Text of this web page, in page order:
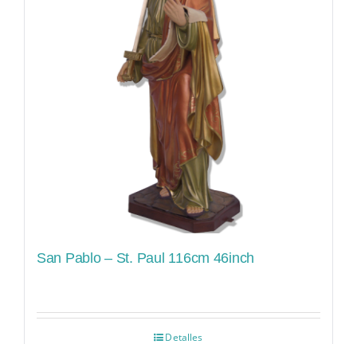
San Pablo – St. Paul 116cm 46inch
Detalles